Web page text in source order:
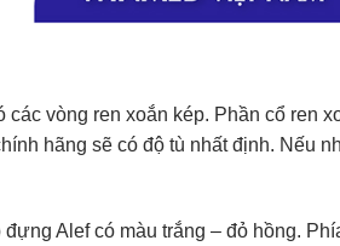
các vòng ren xoắn kép. Phần cổ ren
hãng sẽ có độ tù nhất định. Nếu
Alef có màu trắng – đỏ hồng.